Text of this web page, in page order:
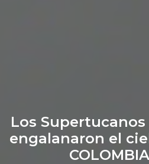
Los Supertucanos
engalanaron el